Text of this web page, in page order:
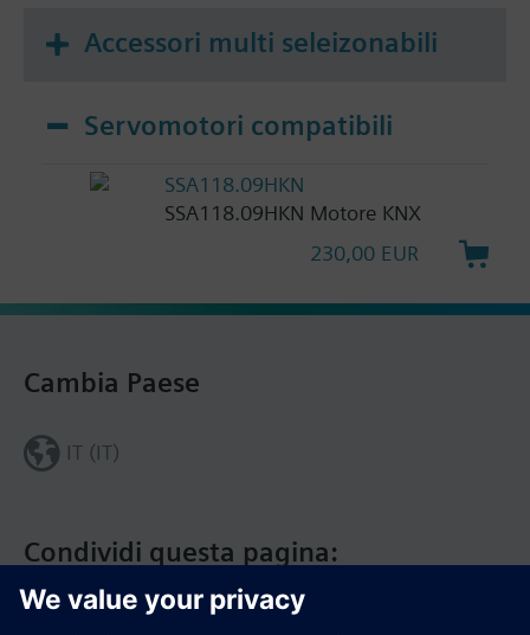
Accessori multi seleizonabili
Servomotori compatibili
SSA118.09HKN
SSA118.09HKN Motore KNX
230,00 EUR
Condividi questa pagina:
Cambia Paese
IT (IT)